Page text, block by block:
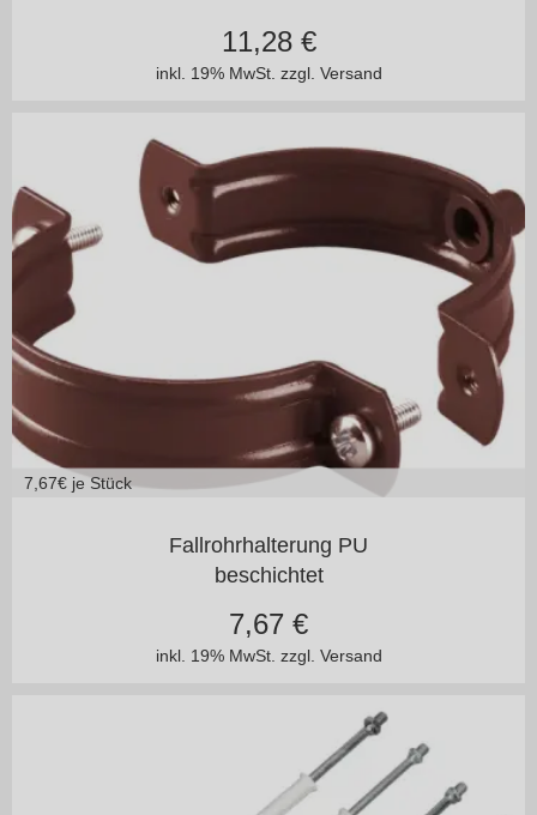
inkl. 19% MwSt. zzgl. Versand
11,28€
7,67€ je Stück
Fallrohrhalterung PU
beschichtet
inkl. 19% MwSt. zzgl. Versand
7,67 €